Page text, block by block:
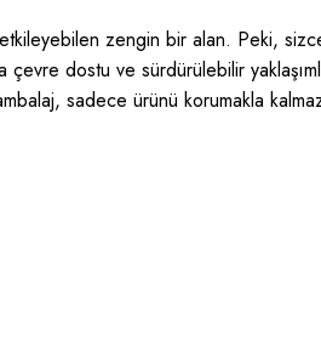
zengin bir alan. Peki,
çevre dostu ve sürdürülebilir
sadece ürünü korumakla